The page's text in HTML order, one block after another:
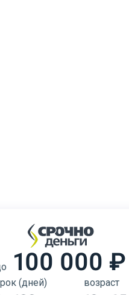
100 000 ₽
(дней) возраст